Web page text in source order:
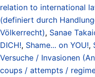
relation to international
(definiert durch
Völkerrecht), Sanae
DICH!, Shame... on YOU!,
Versuche / Invasionen
coups / attempts /